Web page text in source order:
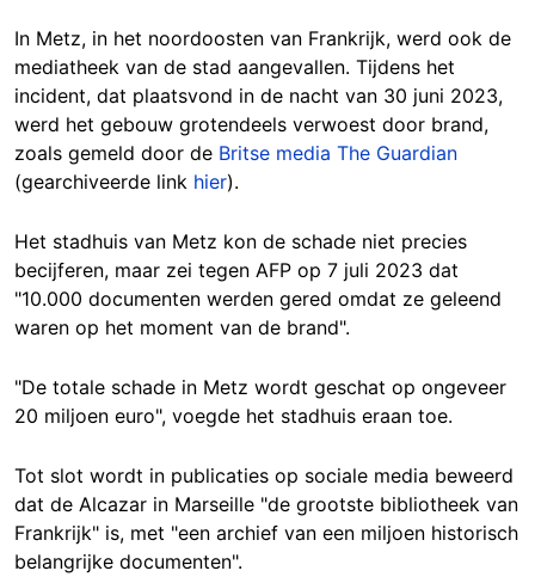
In Metz, in het noordoosten van Frankrijk, werd ook de
mediatheek van de stad aangevallen. Tijdens het
incident, dat plaatsvond in de nacht van 30 juni 2023,
werd het gebouw grotendeels verwoest door brand,
zoals gemeld door de Britse media The Guardian
(gearchiveerde link hier).
Het stadhuis van Metz kon de schade niet precies
becijferen, maar zei tegen AFP op 7 juli 2023 dat
"10.000 documenten werden gered omdat ze geleend
waren op het moment van de brand".
"De totale schade in Metz wordt geschat op ongeveer
20 miljoen euro", voegde het stadhuis eraan toe.
Tot slot wordt in publicaties op sociale media beweerd
dat de Alcazar in Marseille "de grootste bibliotheek van
Frankrijk" is, met "een archief van een miljoen historisch
belangrijke documenten".